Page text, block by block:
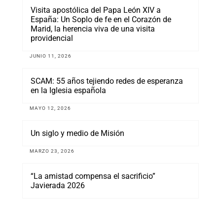
Visita apostólica del Papa León XIV a
España: Un Soplo de fe en el Corazón de
Marid, la herencia viva de una visita
providencial
JUNIO 11, 2026
SCAM: 55 años tejiendo redes de esperanza
en la Iglesia española
MAYO 12, 2026
Un siglo y medio de Misión
MARZO 23, 2026
“La amistad compensa el sacrificio”
Javierada 2026